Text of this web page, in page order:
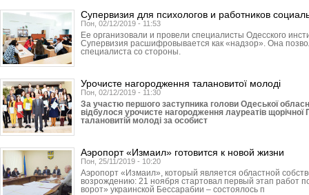
Супервизия для психологов и работников
Пон, 02/12/2019 - 11:53
Ее организовали и провели специалисты Одесского
Супервизия расшифровывается как «надзор». Она
специалиста со стороны.
Урочисте нагородження талановитої молоді
Пон, 02/12/2019 - 11:30
За участю першого заступника голови Одеської
відбулося урочисте нагородження лауреатів щорічної
талановитій молоді за особист
Аэропорт «Измаил» готовится к новой жизни
Пон, 25/11/2019 - 10:20
Аэропорт «Измаил», который является областной
возрождению: 21 ноября стартовал первый этап работ
ворот» украинской Бессарабии – состоялось п